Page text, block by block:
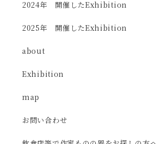
2024年 開催したExhibition
2025年 開催したExhibition
about
Exhibition
map
お問い合わせ